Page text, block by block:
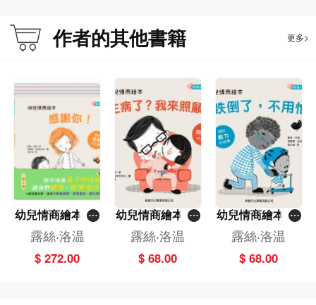
作者的其他書籍 更多>
幼兒情商繪本(一
套4冊)[新雅‧寶
寶心靈館]
露絲‧洛温
$ 272.00
幼兒情商繪本-生
病了？我來照顧
你[新雅‧寶寶心
靈館]
露絲‧洛温
$ 68.00
幼兒情商繪本-跌
倒了，不用怕[新
雅‧寶寶心靈館]
露絲‧洛温
$ 68.00